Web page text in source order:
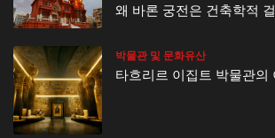
왜 바론 궁전은 건축학적
박물관 및 문화유산
타흐리르 이집트 박물관의